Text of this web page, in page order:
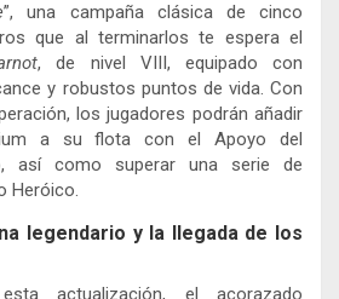
”, una campaña clásica de cinco
que al terminarlos te espera el
, de nivel VIII, equipado con
y robustos puntos de vida. Con
los jugadores podrán añadir
a su flota con el Apoyo del
así como superar una serie de
Heróico.
legendario y la llegada de los